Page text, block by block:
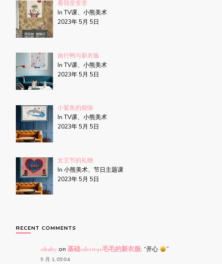
看我变变变
In TV课、小熊美术
2023年 5月 5日
旅行鸭与新衣服
In TV课、小熊美术
2023年 5月 5日
小鲨鱼的烦恼
In TV课、小熊美术
2023年 5月 5日
女王节的礼物
In 小熊美术、节日主题课
2023年 5月 5日
RECENT COMMENTS
obaby on 基础s2l11w91毛毛的新衣服: “开心 ”
9 月 1, 09:04